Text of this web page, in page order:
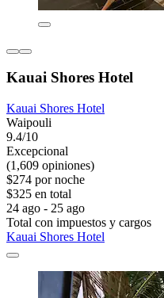
Kauai Shores Hotel
Kauai Shores Hotel
Waipouli
9.4/10
Excepcional
(1,609 opiniones)
$274 por noche
$325 en total
24 ago - 25 ago
Total con impuestos y cargos
Kauai Shores Hotel